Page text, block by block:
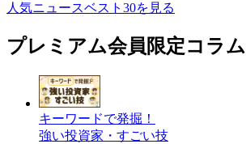
人気ニュースベスト30を見る
プレミアム会員限定コラム
キーワードで発掘！
強い投資家・すごい技